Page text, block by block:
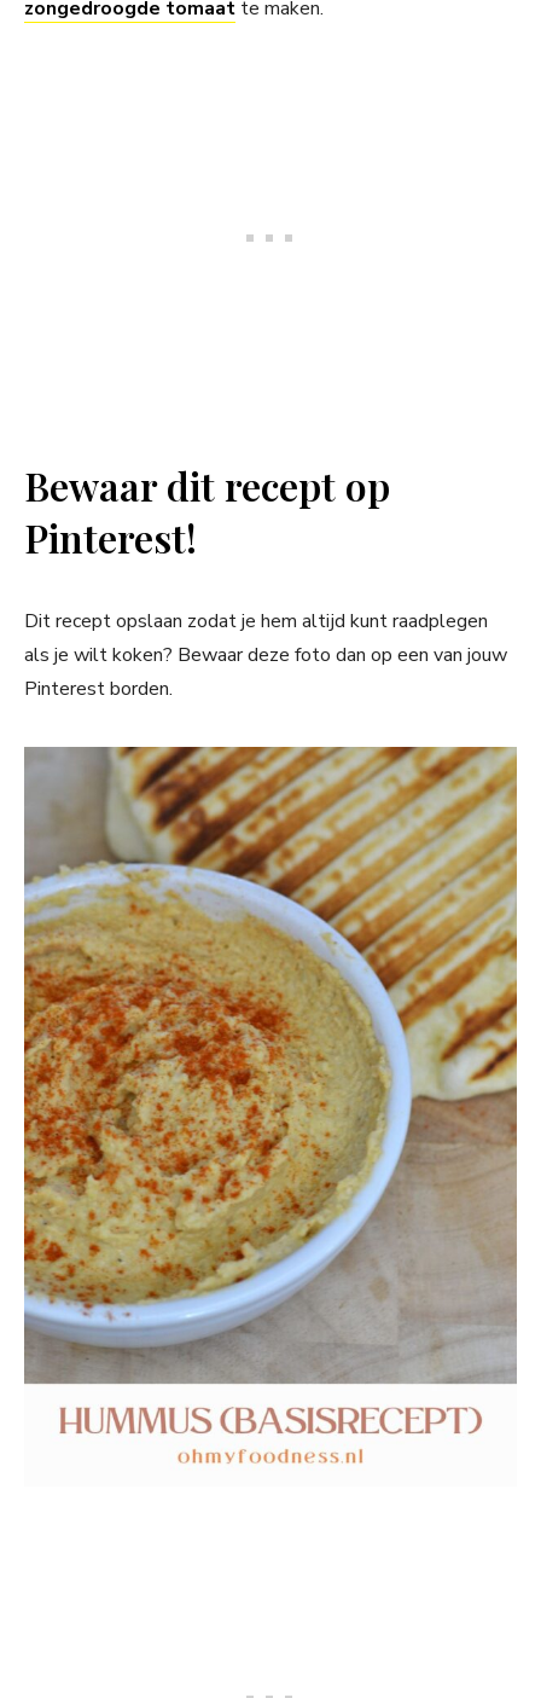
zongedroogde tomaat te maken.
Bewaar dit recept op
Pinterest!
Dit recept opslaan zodat je hem altijd kunt raadplegen
als je wilt koken? Bewaar deze foto dan op een van jouw
Pinterest borden.